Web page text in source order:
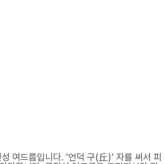
여드름입니다. ‘언덕 구(丘)’ 자를 써서 피